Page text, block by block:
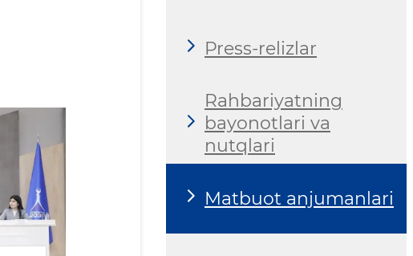
Press-relizlar
Rahbariyatning
bayonotlari va
nutqlari
Matbuot anjumanlari